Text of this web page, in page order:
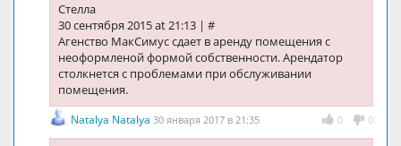
Стелла
30 сентября 2015 at 21:13 | #
Агенство МакСимус сдает в аренду помещения с
неоформленой формой собственности. Арендатор
столкнется с проблемами при обслуживании
помещения.
0 0
Natalya Natalya 30 января 2017 в 21:35